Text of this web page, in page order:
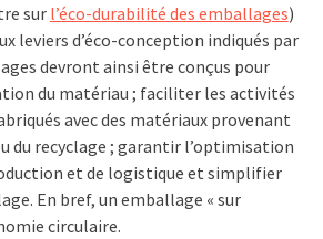
sur l’éco-durabilité des emballages)
leviers d’éco-conception indiqués par
devront ainsi être conçus pour
du matériau ; faciliter les activités
avec des matériaux provenant
du recyclage ; garantir l’optimisation
et de logistique et simplifier
En bref, un emballage « sur
circulaire.